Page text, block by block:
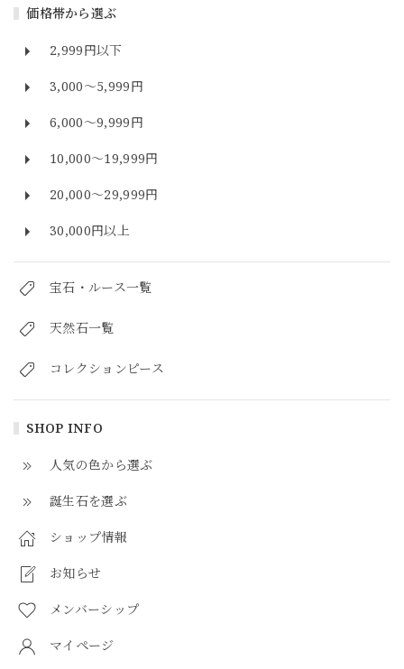
価格帯から選ぶ
2,999円以下
3,000～5,999円
6,000～9,999円
10,000～19,999円
20,000～29,999円
30,000円以上
宝石・ルース一覧
天然石一覧
コレクションピース
SHOP INFO
人気の色から選ぶ
誕生石を選ぶ
ショップ情報
お知らせ
メンバーシップ
マイページ